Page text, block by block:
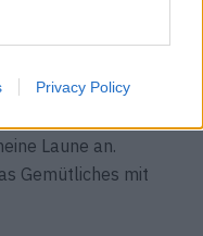
Privacy Policy
du verreist?
Verlobten und mein
Laune an.
Gemütliches mit